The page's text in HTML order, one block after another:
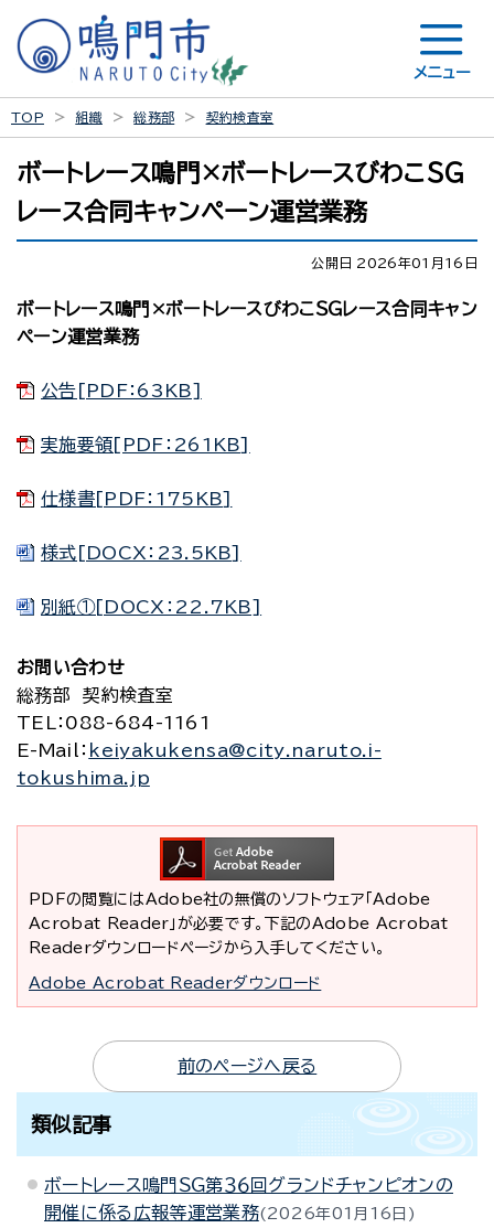
メニュー
TOP 組織 総務部 契約検査室
ボートレース鳴門×ボートレースびわこＳＧ
レース合同キャンペーン運営業務
公開日 2026年01月16日
ボートレース鳴門×ボートレースびわこＳＧレース合同キャン
ペーン運営業務
公告[PDF：63KB]
実施要領[PDF：261KB]
仕様書[PDF：175KB]
様式[DOCX：23.5KB]
別紙①[DOCX：22.7KB]
お問い合わせ
総務部 契約検査室
TEL
：088-684-1161
E-Mail
： keiyakukensa@city.naruto.i-
tokushima.jp
PDFの閲覧にはAdobe社の無償のソフトウェア「Adobe
Acrobat Reader」が必要です。下記のAdobe Acrobat
Readerダウンロードページから入手してください。
Adobe Acrobat Readerダウンロード
前のページへ戻る
類似記事
ボートレース鳴門ＳＧ第３６回グランドチャンピオンの
開催に係る広報等運営業務 2026年01月16日